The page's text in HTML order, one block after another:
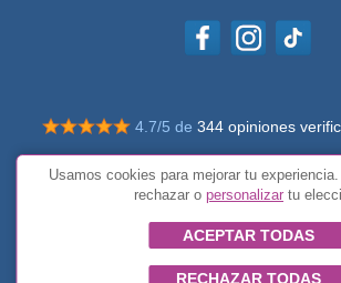
4.7/5 de 344 opiniones
© Todos los derechos reservados
Condiciones generales
Usamos cookies para mejorar tu
rechazar o personalizar tu
ACEPTAR TODAS
RECHAZAR TODAS